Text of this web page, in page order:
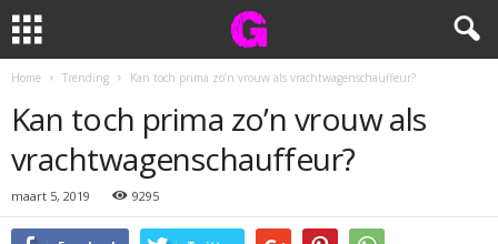
Home Trending Kan toch prima zo’n vrouw als vrachtwagenschauffeur?
Kan toch prima zo’n vrouw als
vrachtwagenschauffeur?
maart 5, 2019 9295